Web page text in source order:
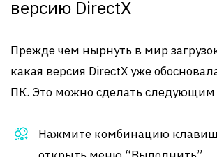
версию DirectX
Прежде чем нырнуть в мир
какая версия DirectX уже
ПК. Это можно сделать следующим
Нажмите комбинацию клавиш